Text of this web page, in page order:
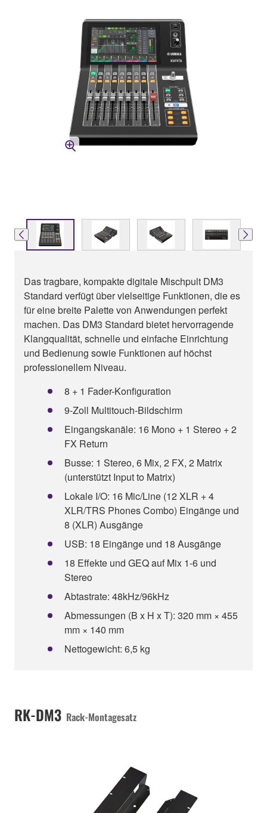
Das tragbare, kompakte digitale Mischpult DM3
Standard verfügt über vielseitige Funktionen, die es
für eine breite Palette von Anwendungen perfekt
machen. Das DM3 Standard bietet hervorragende
Klangqualität, schnelle und einfache Einrichtung
und Bedienung sowie Funktionen auf höchst
professionellem Niveau.
8 + 1 Fader-Konfiguration
9-Zoll Multitouch-Bildschirm
Eingangskanäle: 16 Mono + 1 Stereo + 2
FX Return
Busse: 1 Stereo, 6 Mix, 2 FX, 2 Matrix
(unterstützt Input to Matrix)
Lokale I/O: 16 Mic/Line (12 XLR + 4
XLR/TRS Phones Combo) Eingänge und
8 (XLR) Ausgänge
USB: 18 Eingänge und 18 Ausgänge
18 Effekte und GEQ auf Mix 1-6 und
Stereo
Abtastrate: 48kHz/96kHz
Abmessungen (B x H x T): 320 mm × 455
mm × 140 mm
Nettogewicht: 6,5 kg
RK-DM3 Rack-Montagesatz